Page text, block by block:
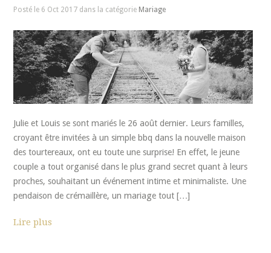
Posté le 6 Oct 2017 dans la catégorie Mariage
Julie et Louis se sont mariés le 26 août dernier. Leurs familles,
croyant être invitées à un simple bbq dans la nouvelle maison
des tourtereaux, ont eu toute une surprise! En effet, le jeune
couple a tout organisé dans le plus grand secret quant à leurs
proches, souhaitant un événement intime et minimaliste. Une
pendaison de crémaillère, un mariage tout […]
Lire plus